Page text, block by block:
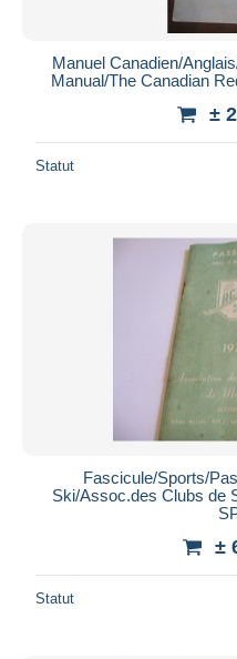
Manuel Canadien/
Manual/The Canadian
±
Statut
Fascicule/Sports/
Ski/Assoc.des Clubs de
±
Statut